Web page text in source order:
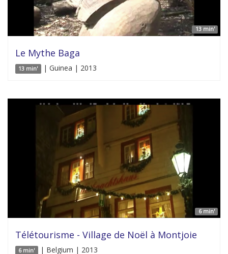
13 min'
Le Mythe Baga
13 min' | Guinea | 2013
6 min'
Télétourisme - Village de Noël à Montjoie
6 min' | Belgium | 2013